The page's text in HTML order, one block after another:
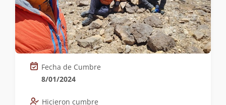
Fecha de Cumbre
8/01/2024
Hicieron cumbre